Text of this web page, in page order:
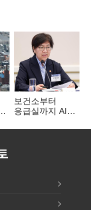
보건소부터
응급실까지 AI
혁신 본격화